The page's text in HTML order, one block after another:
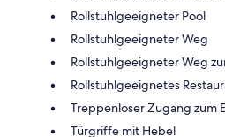
Rollstuhlgeeigneter Pool
Rollstuhlgeeigneter Weg
Rollstuhlgeeigneter Weg
Rollstuhlgeeignetes
Treppenloser Zugang zum
Türgriffe mit Hebel